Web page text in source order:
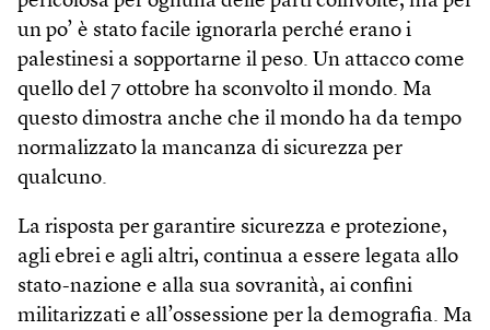
un po’ è stato facile ignorarla perché erano i
palestinesi a sopportarne il peso. Un attacco come
quello del 7 ottobre ha sconvolto il mondo. Ma
questo dimostra anche che il mondo ha da tempo
normalizzato la mancanza di sicurezza per
qualcuno.
La risposta per garantire sicurezza e protezione,
agli ebrei e agli altri, continua a essere legata allo
stato-nazione e alla sua sovranità, ai confini
militarizzati e all’ossessione per la demografia. Ma